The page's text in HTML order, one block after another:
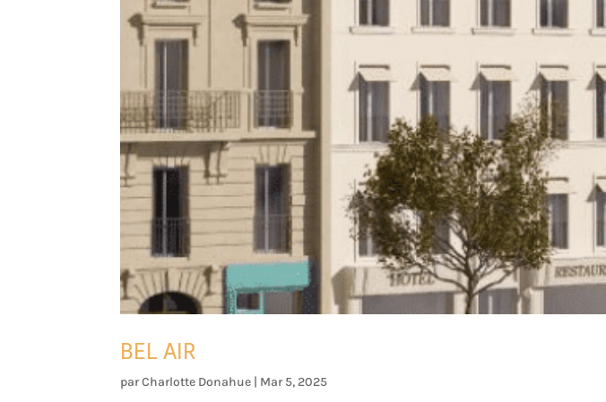
BEL AIR
parCharlotte Donahue | Mar 5, 2025